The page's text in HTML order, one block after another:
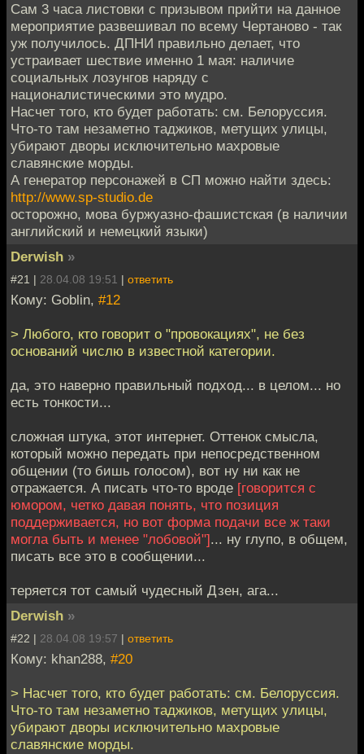
Сам 3 часа листовки с призывом прийти на данное
мероприятие развешивал по всему Чертаново - так
уж получилось. ДПНИ правильно делает, что
устраивает шествие именно 1 мая: наличие
социальных лозунгов наряду с
националистическими это мудро.
Насчет того, кто будет работать: см. Белоруссия.
Что-то там незаметно таджиков, метущих улицы,
убирают дворы исключительно махровые
славянские морды.
А генератор персонажей в СП можно найти здесь:
http://www.sp-studio.de
осторожно, мова буржуазно-фашистская (в наличии
английский и немецкий языки)
Derwish »
#21 | 28.04.08 19:51 | ответить
Кому: Goblin, #12
> Любого, кто говорит о "провокациях", не без
оснований числю в известной категории.
да, это наверно правильный подход... в целом... но
есть тонкости...
сложная штука, этот интернет. Оттенок смысла,
который можно передать при непосредственном
общении (то бишь голосом), вот ну ни как не
отражается. А писать что-то вроде [говорится с
юмором, четко давая понять, что позиция
поддерживается, но вот форма подачи все ж таки
могла быть и менее "лобовой"]... ну глупо, в общем,
писать все это в сообщении...
теряется тот самый чудесный Дзен, ага...
Derwish »
#22 | 28.04.08 19:57 | ответить
Кому: khan288, #20
> Насчет того, кто будет работать: см. Белоруссия.
Что-то там незаметно таджиков, метущих улицы,
убирают дворы исключительно махровые
славянские морды.